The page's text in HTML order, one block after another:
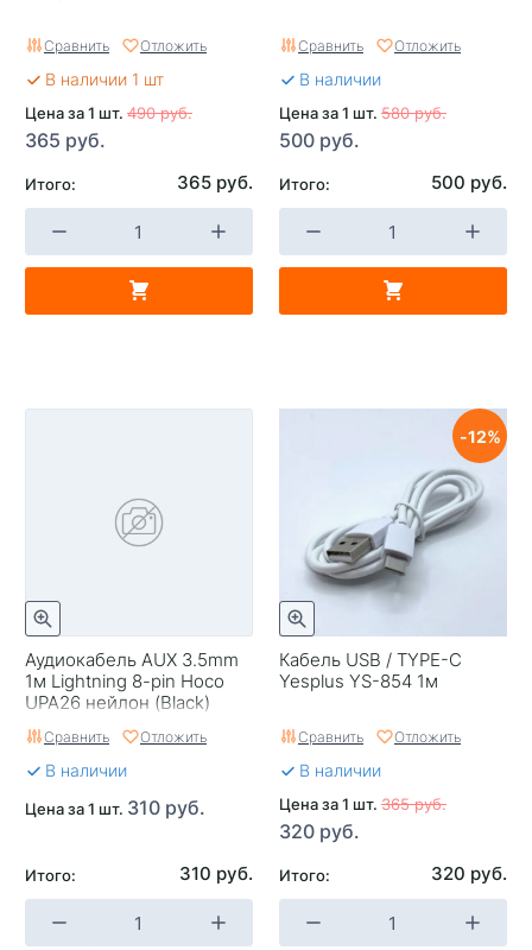
Сравнить Отложить
В наличии 1 шт
Цена за 1 шт. 490 руб.
365 руб.
Итого: 365 руб.
Сравнить Отложить
В наличии
Цена за 1 шт. 580 руб.
500 руб.
Итого: 500 руб.
Аудиокабель AUX 3.5mm
1м Lightning 8-pin Hoco
UPA26 нейлон (Black)
Сравнить Отложить
В наличии
Цена за 1 шт. 310 руб.
Итого: 310 руб.
Кабель USB / TYPE-C
Yesplus YS-854 1м
12
Сравнить Отложить
В наличии
Цена за 1 шт. 365 руб.
320 руб.
Итого: 320 руб.